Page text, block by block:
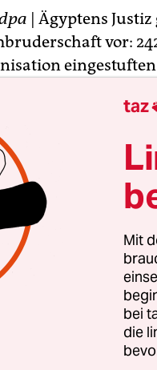
| Ägyptens
vor:
mitteilte. Demnach
170 Islamisten
in Brand gesteckt
in der
versuchten
vor Gericht
taz
Mit
bei
die